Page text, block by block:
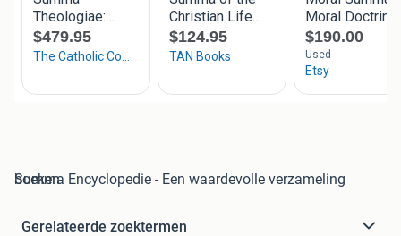
Summa Encyclopedie - Een waardevolle verzameling boeken
Gerelateerde zoektermen